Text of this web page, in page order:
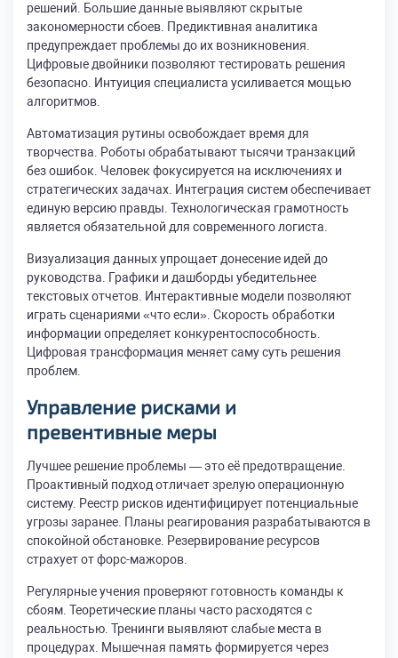
решений. Большие данные выявляют скрытые
закономерности сбоев. Предиктивная аналитика
предупреждает проблемы до их возникновения.
Цифровые двойники позволяют тестировать решения
безопасно. Интуиция специалиста усиливается мощью
алгоритмов.
Автоматизация рутины освобождает время для
творчества. Роботы обрабатывают тысячи транзакций
без ошибок. Человек фокусируется на исключениях и
стратегических задачах. Интеграция систем обеспечивает
единую версию правды. Технологическая грамотность
является обязательной для современного логиста.
Визуализация данных упрощает донесение идей до
руководства. Графики и дашборды убедительнее
текстовых отчетов. Интерактивные модели позволяют
играть сценариями «что если». Скорость обработки
информации определяет конкурентоспособность.
Цифровая трансформация меняет саму суть решения
проблем.
Управление рисками и
превентивные меры
Лучшее решение проблемы — это её предотвращение.
Проактивный подход отличает зрелую операционную
систему. Реестр рисков идентифицирует потенциальные
угрозы заранее. Планы реагирования разрабатываются в
спокойной обстановке. Резервирование ресурсов
страхует от форс-мажоров.
Регулярные учения проверяют готовность команды к
сбоям. Теоретические планы часто расходятся с
реальностью. Тренинги выявляют слабые места в
процедурах. Мышечная память формируется через